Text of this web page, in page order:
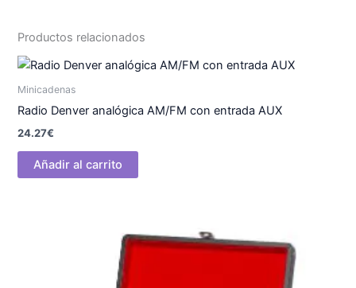
Productos relacionados
Minicadenas
Radio Denver analógica AM/FM con entrada AUX
24.27€
Añadir al carrito